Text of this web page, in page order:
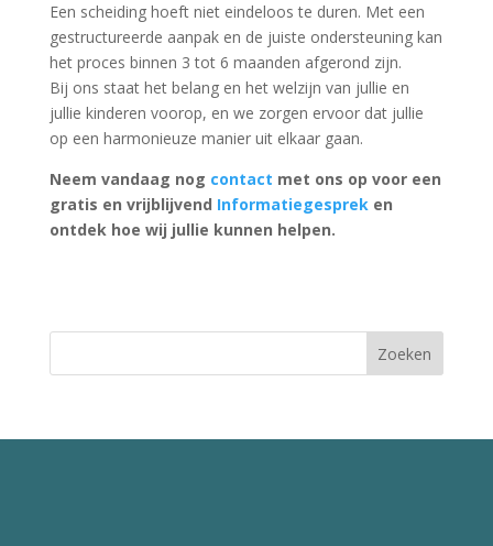
Een scheiding hoeft niet eindeloos te duren. Met een
gestructureerde aanpak en de juiste ondersteuning kan
het proces binnen 3 tot 6 maanden afgerond zijn.
Bij ons staat het belang en het welzijn van jullie en
jullie kinderen voorop, en we zorgen ervoor dat jullie
op een harmonieuze manier uit elkaar gaan.
Neem vandaag nog contact met ons op voor een
gratis en vrijblijvend Informatiegespreken
ontdek hoe wij jullie kunnen helpen.
Zoeken